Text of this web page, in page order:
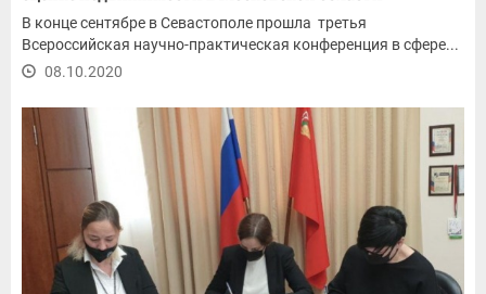
В конце сентябре в Севастополе прошла третья
Всероссийская научно-практическая конференция в сфере...
08.10.2020